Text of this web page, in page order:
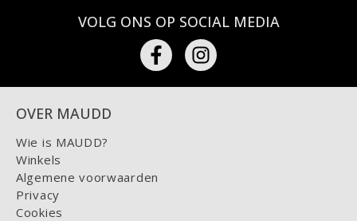
VOLG ONS OP SOCIAL MEDIA
OVER MAUDD
Wie is MAUDD?
Winkels
Algemene voorwaarden
Privacy
Cookies